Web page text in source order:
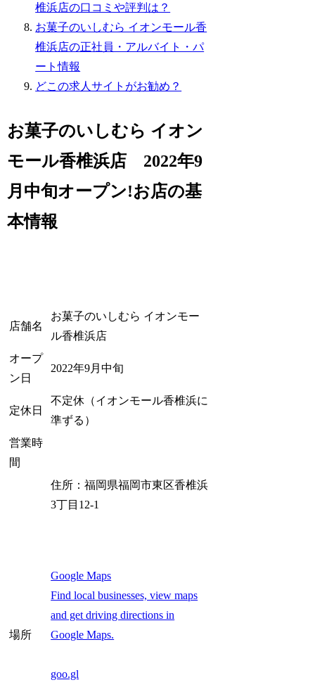
椎浜店の口コミや評判は？
お菓子のいしむら イオンモール香
椎浜店の正社員・アルバイト・パ
ート情報
どこの求人サイトがお勧め？
お菓子のいしむら イオン
モール香椎浜店 2022年9
月中旬オープン!お店の基
本情報
店舗名
お菓子のいしむら イオンモー
ル香椎浜店
オープ
ン日
2022年9月中旬
定休日
不定休（イオンモール香椎浜に
準ずる）
営業時
間
場所
住所：福岡県福岡市東区香椎浜
3丁目12-1
Google Maps
Find local businesses, view maps
and get driving directions in
Google Maps.
goo.gl